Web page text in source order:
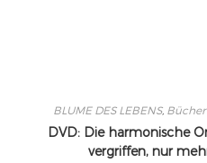
BLUME DES LEBENS, Bücher
DVD: Die harmonische
vergriffen, nur